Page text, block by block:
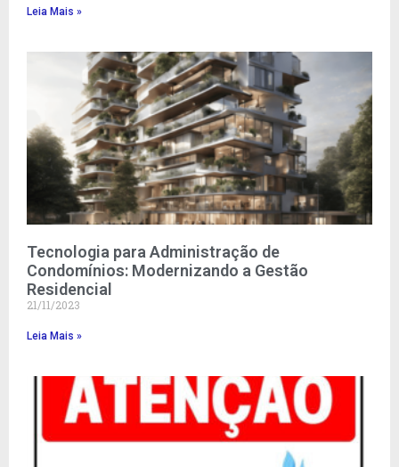
Leia Mais »
Tecnologia para Administração de
Condomínios: Modernizando a Gestão
Residencial
21/11/2023
Leia Mais »